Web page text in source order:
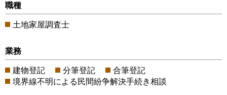
職種
土地家屋調査士
業務
建物登記 分筆登記
合筆登記
境界線不明による民間紛争解決手続き相談